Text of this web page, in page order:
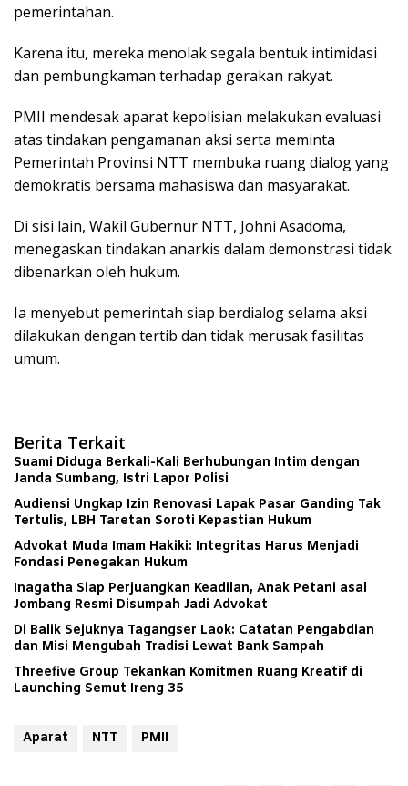
pemerintahan.
Karena itu, mereka menolak segala bentuk intimidasi
dan pembungkaman terhadap gerakan rakyat.
PMII mendesak aparat kepolisian melakukan evaluasi
atas tindakan pengamanan aksi serta meminta
Pemerintah Provinsi NTT membuka ruang dialog yang
demokratis bersama mahasiswa dan masyarakat.
Di sisi lain, Wakil Gubernur NTT, Johni Asadoma,
menegaskan tindakan anarkis dalam demonstrasi tidak
dibenarkan oleh hukum.
Ia menyebut pemerintah siap berdialog selama aksi
dilakukan dengan tertib dan tidak merusak fasilitas
umum.
Berita Terkait
Suami Diduga Berkali-Kali Berhubungan Intim dengan
Janda Sumbang, Istri Lapor Polisi
Audiensi Ungkap Izin Renovasi Lapak Pasar Ganding Tak
Tertulis, LBH Taretan Soroti Kepastian Hukum
Advokat Muda Imam Hakiki: Integritas Harus Menjadi
Fondasi Penegakan Hukum
Inagatha Siap Perjuangkan Keadilan, Anak Petani asal
Jombang Resmi Disumpah Jadi Advokat
Di Balik Sejuknya Tagangser Laok: Catatan Pengabdian
dan Misi Mengubah Tradisi Lewat Bank Sampah
Threefive Group Tekankan Komitmen Ruang Kreatif di
Launching Semut Ireng 35
Aparat NTT PMII